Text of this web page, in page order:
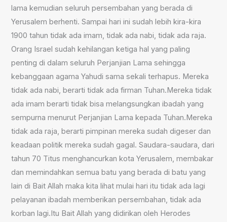
lama kemudian seluruh persembahan yang berada di
Yerusalem berhenti. Sampai hari ini sudah lebih kira-kira
1900 tahun tidak ada imam, tidak ada nabi, tidak ada raja.
Orang Israel sudah kehilangan ketiga hal yang paling
penting di dalam seluruh Perjanjian Lama sehingga
kebanggaan agama Yahudi sama sekali terhapus. Mereka
tidak ada nabi, berarti tidak ada firman Tuhan.Mereka tidak
ada imam berarti tidak bisa melangsungkan ibadah yang
sempurna menurut Perjanjian Lama kepada Tuhan.Mereka
tidak ada raja, berarti pimpinan mereka sudah digeser dan
keadaan politik mereka sudah gagal. Saudara-saudara, dari
tahun 70 Titus menghancurkan kota Yerusalem, membakar
dan memindahkan semua batu yang berada di batu yang
lain di Bait Allah maka kita lihat mulai hari itu tidak ada lagi
pelayanan ibadah memberikan persembahan, tidak ada
korban lagi.Itu Bait Allah yang didirikan oleh Herodes